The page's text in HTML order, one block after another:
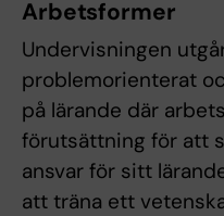
Arbetsformer
Undervisningen
problemorienterat
på lärande där
förutsättning för att
ansvar för sitt
att träna ett